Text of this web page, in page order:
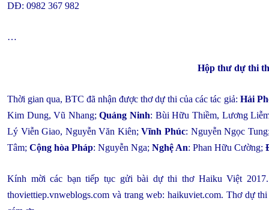
DĐ: 0982 367 982
…
Hộp thư dự thi
Thời gian qua, BTC đã nhận được thơ dự thi của các tác giả: Hải
Kim Dung, Vũ Nhang;Quảng Ninh: Bùi Hữu Thiềm, Lương
Lý Viễn Giao, Nguyễn Văn Kiên;Vĩnh Phúc: Nguyễn Ngọc
Tâm; Cộng hòa Pháp: Nguyễn Nga; Nghệ An: Phan Hữu Cường;
Kính mời các bạn tiếp tục gửi bài dự thi thơ Haiku Việt
thoviettiep.vnweblogs.com và trang web: haikuviet.com. Thơ dự